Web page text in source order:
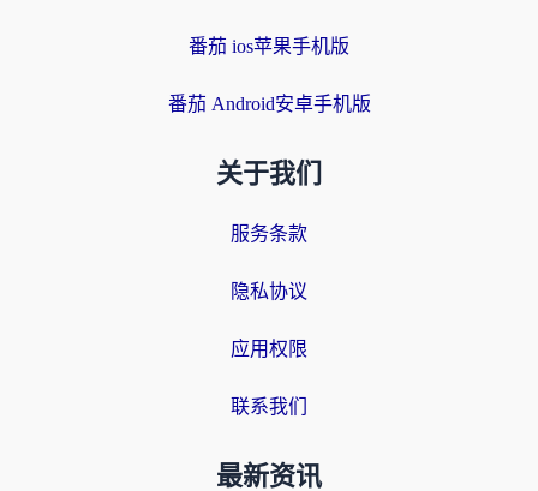
番茄 ios苹果手机版
番茄 Android安卓手机版
关于我们
服务条款
隐私协议
应用权限
联系我们
最新资讯